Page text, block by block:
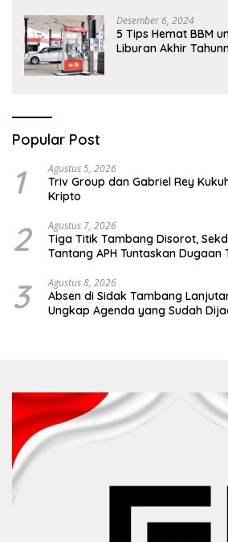
Desember 6, 2024
5 Tips Hemat BBM
Liburan Akhir
Popular Post
1 Agustus 5, 2026
Triv Group dan Gabriel Rey
Kripto
2 Agustus 7, 2026
Tiga Titik Tambang Disorot,
Tantang APH Tuntaskan Dugaan
3 Agustus 8, 2026
Absen di Sidak Tambang
Ungkap Agenda yang Sudah